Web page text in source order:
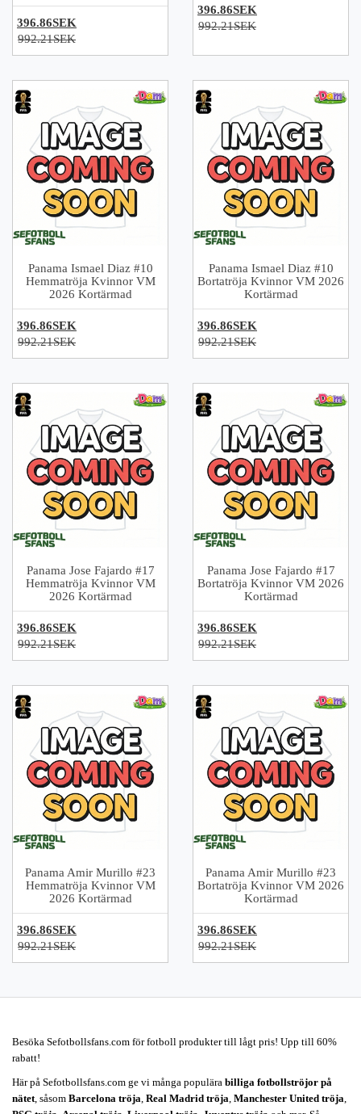
396.86SEK
992.21SEK
396.86SEK
992.21SEK
Panama Ismael Diaz #10
Hemmatröja Kvinnor VM
2026 Kortärmad
396.86SEK
992.21SEK
Panama Ismael Diaz #10
Bortatröja Kvinnor VM 2026
Kortärmad
396.86SEK
992.21SEK
Panama Jose Fajardo #17
Hemmatröja Kvinnor VM
2026 Kortärmad
396.86SEK
992.21SEK
Panama Jose Fajardo #17
Bortatröja Kvinnor VM 2026
Kortärmad
396.86SEK
992.21SEK
Panama Amir Murillo #23
Hemmatröja Kvinnor VM
2026 Kortärmad
396.86SEK
992.21SEK
Panama Amir Murillo #23
Bortatröja Kvinnor VM 2026
Kortärmad
396.86SEK
992.21SEK
Besöka Sefotbollsfans.com för fotboll produkter till lågt pris! Upp till 60%
rabatt!
Här på Sefotbollsfans.com ge vi många populära billiga fotbollströjor på
nätet, såsom Barcelona tröja, Real Madrid tröja, Manchester United tröja,